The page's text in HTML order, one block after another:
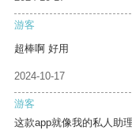
游客
超棒啊 好用
2024-10-17
游客
这款app就像我的私人助